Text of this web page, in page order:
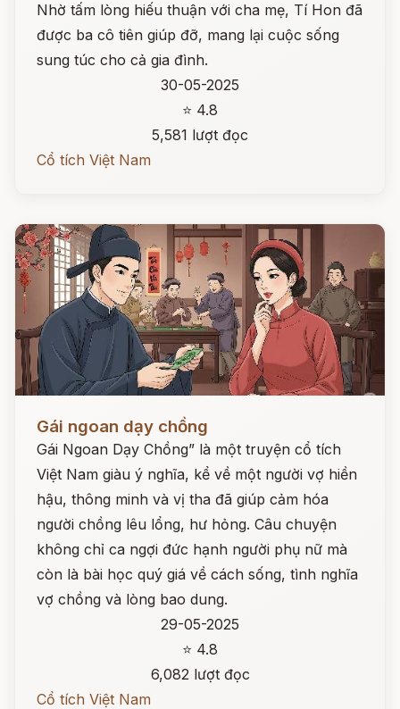
Nhờ tấm lòng hiếu thuận với cha mẹ, Tí Hon đã
được ba cô tiên giúp đỡ, mang lại cuộc sống
sung túc cho cả gia đình.
30-05-2025
⭐ 4.8
5,581 lượt đọc
Cổ tích Việt Nam
Gái ngoan dạy chồng
Gái Ngoan Dạy Chồng” là một truyện cổ tích
Việt Nam giàu ý nghĩa, kể về một người vợ hiền
hậu, thông minh và vị tha đã giúp cảm hóa
người chồng lêu lổng, hư hỏng. Câu chuyện
không chỉ ca ngợi đức hạnh người phụ nữ mà
còn là bài học quý giá về cách sống, tình nghĩa
vợ chồng và lòng bao dung.
29-05-2025
⭐ 4.8
6,082 lượt đọc
Cổ tích Việt Nam